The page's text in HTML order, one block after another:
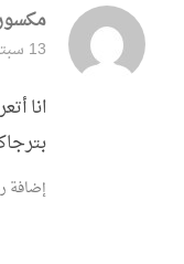
مكسورة جناح
13 سبتمبر، 2018 - 12:54 م
انا أتعرض